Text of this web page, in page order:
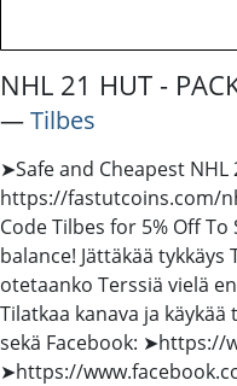
NHL 21 HUT -
―Tilbes
➤Safe and Cheapest NHL
https://fastutcoins.com/
Code Tilbes for 5% Off
balance! Jättäkää tykkäys
otetaanko Terssiä vielä
Tilatkaa kanava ja
sekä Facebook: ➤https://
➤https://